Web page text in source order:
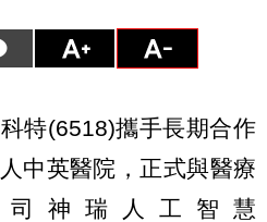
特(6518)攜手長期合作
中英醫院，正式與醫療
神瑞人工智慧